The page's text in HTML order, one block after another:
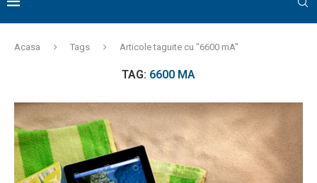
Acasa Tags Articole taguite cu "6600 mA"
TAG: 6600 MA